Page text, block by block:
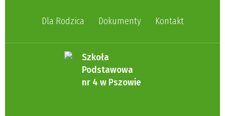
Dla Rodzica Dokumenty Kontakt
Szkoła
Podstawowa
nr 4 w Pszowie